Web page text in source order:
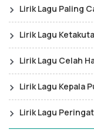
Lirik Lagu Paling
Lirik Lagu
Lirik Lagu Celah
Lirik Lagu Kepala
Lirik Lagu